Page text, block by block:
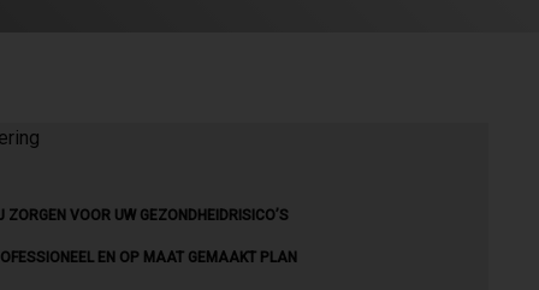
ZORGEN VOOR UW GEZONDHEIDRISICO’S
EN OP MAAT GEMAAKT PLAN